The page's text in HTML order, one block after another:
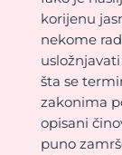
korijenu
nekome
šta se
zakonima
opisani
puno